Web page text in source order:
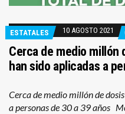
ESTATALES 10 AGOSTO 2021
Cerca de medio millón
han sido aplicadas a
Cerca de medio millón de
a personas de 30 a 39 años